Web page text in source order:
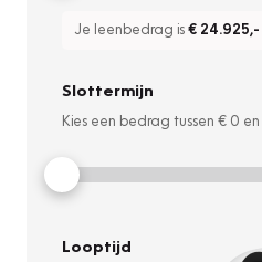
Je leenbedrag is€ 24.925,-
Slottermijn
Kies een bedrag tussen € 0 en
Looptijd